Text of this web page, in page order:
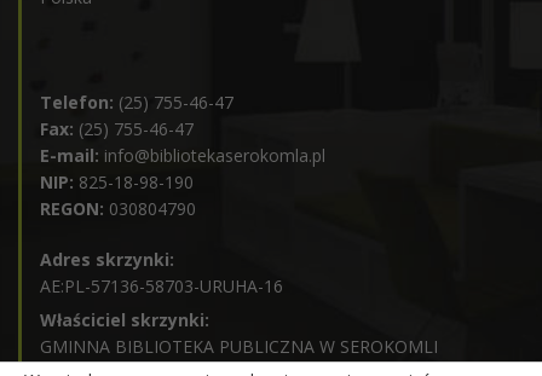
Telefon: (25) 755-46-47
Fax: (25) 755-46-47
E-mail: info@bibliotekaserokomla.pl
NIP: 825-18-98-190
REGON: 030804790
Adres skrzynki:
AE:PL-57136-58703-URUHA-16
Właściciel skrzynki:
GMINNA BIBLIOTEKA PUBLICZNA W SEROKOMLI
Godziny pracy: